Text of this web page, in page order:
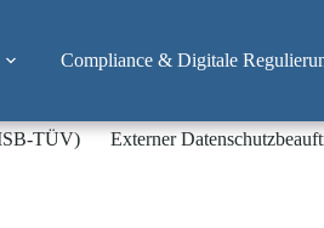
Compliance & Digitale
TÜV) Externer